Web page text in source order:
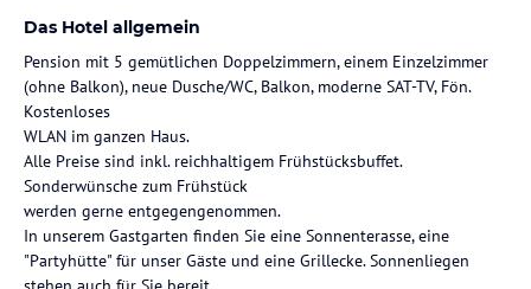
Das Hotel allgemein
Pension mit 5 gemütlichen Doppelzimmern, einem Einzelzimmer
(ohne Balkon), neue Dusche/WC, Balkon, moderne SAT-TV, Fön.
Kostenloses
WLAN im ganzen Haus.
Alle Preise sind inkl. reichhaltigem Frühstücksbuffet.
Sonderwünsche zum Frühstück
werden gerne entgegengenommen.
In unserem Gastgarten finden Sie eine Sonnenterasse, eine
"Partyhütte" für unser Gäste und eine Grillecke. Sonnenliegen